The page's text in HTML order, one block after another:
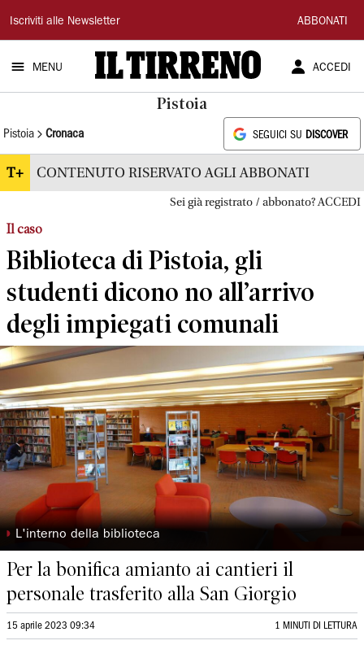
Il
Tirreno
Iscriviti alle Newsletter ABBONATI
MENU ACCEDI
Pistoia
Pistoia Cronaca SEGUICI SU DISCOVER
T+ CONTENUTO RISERVATO AGLI ABBONATI
Sei già registrato / abbonato? ACCEDI
Il caso
Biblioteca di Pistoia, gli
studenti dicono no all’arrivo
degli impiegati comunali
◗ L'interno della biblioteca
Per la bonifica amianto ai cantieri il
personale trasferito alla San Giorgio
15 aprile 2023 09:34 1 MINUTI DI LETTURA